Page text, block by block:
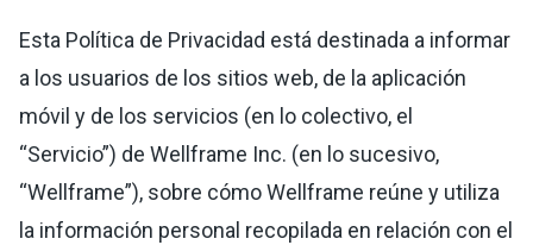
Esta Política de Privacidad está destinada a informar
a los usuarios de los sitios web, de la aplicación
móvil y de los servicios (en lo colectivo, el
“Servicio”) de Wellframe Inc. (en lo sucesivo,
“Wellframe”), sobre cómo Wellframe reúne y utiliza
la información personal recopilada en relación con el